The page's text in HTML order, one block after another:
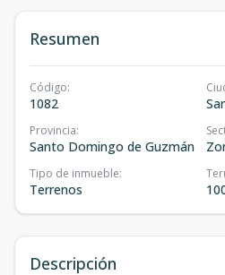
Resumen
Código:
1082
Provincia:
Santo Domingo de Guzmán
Tipo de inmueble:
Terrenos
Descripción